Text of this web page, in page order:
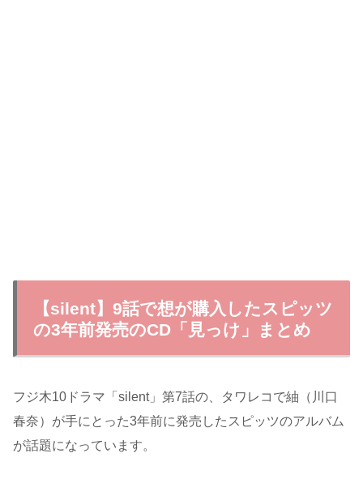
【silent】9話で想が購入したスピッツ
の3年前発売のCD「見っけ」まとめ
フジ木10ドラマ「silent」第7話の、タワレコで紬（川口
春奈）が手にとった3年前に発売したスピッツのアルバム
が話題になっています。